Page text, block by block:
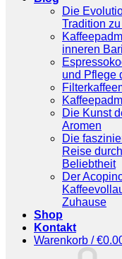
Die
Tradition
inneren
und Pflege
Die Kunst
Aromen
Die
Reise
Beliebtheit
Der
Zuhause
Shop
Kontakt
Warenkorb /€